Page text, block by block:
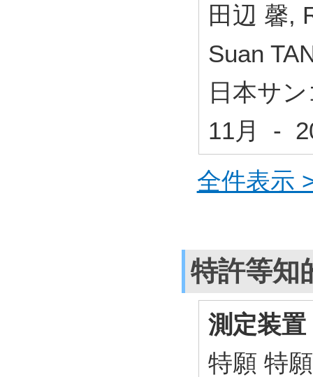
田辺 馨,
Suan
日本サ
11月 -
全件表示
特許等知
測定装置
特願 特